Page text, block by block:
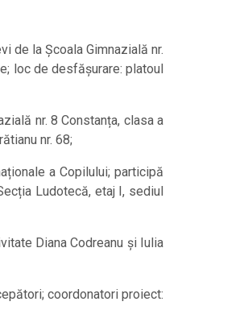
de la Școala Gimnazială nr.
loc de desfășurare: platoul
nr. 8 Constanța, clasa a
nr. 68;
a Copilului; participă
Ludotecă, etaj I, sediul
Diana Codreanu și Iulia
coordonatori proiect: